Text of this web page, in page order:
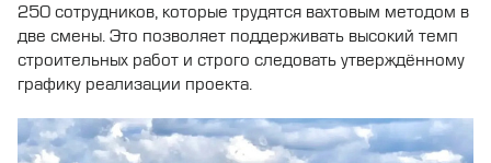
250 сотрудников, которые трудятся вахтовым методом в
две смены. Это позволяет поддерживать высокий темп
строительных работ и строго следовать утверждённому
графику реализации проекта.